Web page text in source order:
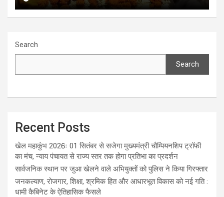
Search
Search
Recent Posts
खेल महाकुंभ 2026ः 01 सितंबर से सजेगा मुख्यमंत्री चौम्पियनशिप ट्रॉफी
का मंच, न्याय पंचायत से राज्य स्तर तक होगा प्रतिभा का प्रदर्शन
सार्वजनिक स्थान पर जुआ खेलने वाले अभियुक्तों को पुलिस ने किया गिरफ्तार
जनकल्याण, रोजगार, शिक्षा, श्रमिक हित और आधारभूत विकास को नई गति :
धामी कैबिनेट के ऐतिहासिक फैसले